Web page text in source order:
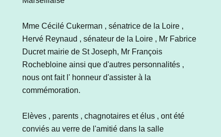
Mme Cécilé Cukerman , sénatrice de la Loire ,
Hervé Reynaud , sénateur de la Loire , Mr Fabrice
Ducret mairie de St Joseph, Mr François
Rochebloine ainsi que d'autres personnalités ,
nous ont fait l' honneur d'assister à la
commémoration.
Elèves , parents , chagnotaires et élus , ont été
conviés au verre de l'amitié dans la salle